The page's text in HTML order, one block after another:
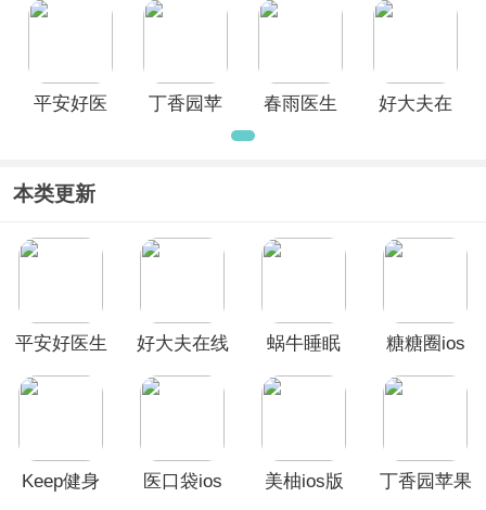
平安好医
丁香园苹
春雨医生
好大夫在
本类更新
平安好医生
好大夫在线
蜗牛睡眠
糖糖圈ios
Keep健身
医口袋ios
美柚ios版
丁香园苹果